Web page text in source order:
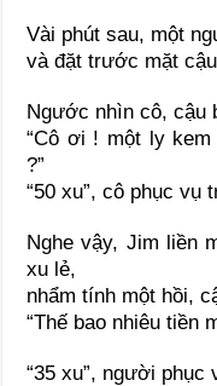
Vài phút sau, một
và đặt trước mặt
Ngước nhìn cô, cậu
“Cô ơi ! một ly
?”
“50 xu”, cô phục vụ
Nghe vậy, Jim liền
xu lẻ,
nhẩm tính một hồi,
“Thế bao nhiêu tiền
“35 xu”, người phục